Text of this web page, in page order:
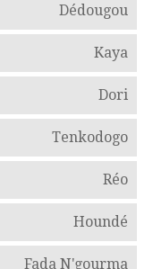
Dédougou
Kaya
Dori
Tenkodogo
Réo
Houndé
Fada N'gourma